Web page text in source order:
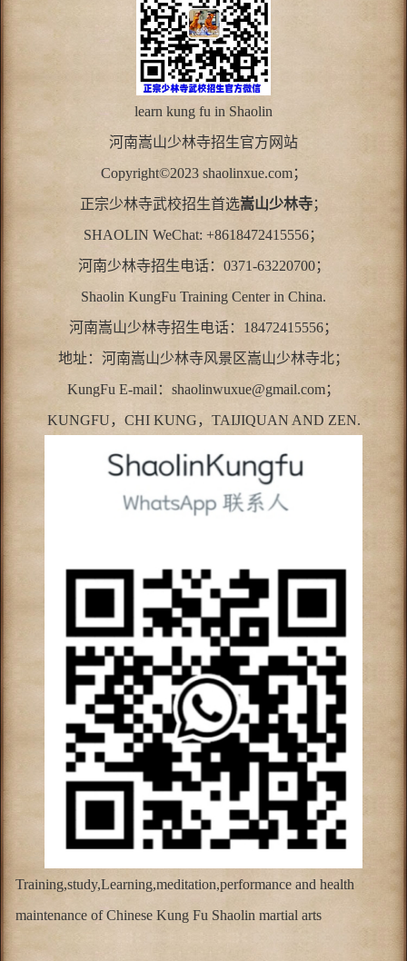
learn kung fu in Shaolin
河南嵩山少林寺招生官方网站
Copyright©2023 shaolinxue.com；
正宗少林寺武校招生首选嵩山少林寺；
SHAOLIN WeChat: +8618472415556；
河南少林寺招生电话：0371-63220700；
Shaolin KungFu Training Center in China.
河南嵩山少林寺招生电话：18472415556；
地址：河南嵩山少林寺风景区嵩山少林寺北；
KungFu E-mail：shaolinwuxue@gmail.com；
KUNGFU，CHI KUNG，TAIJIQUAN AND ZEN.
Training,study,Learning,meditation,performance and health
maintenance of Chinese Kung Fu Shaolin martial arts